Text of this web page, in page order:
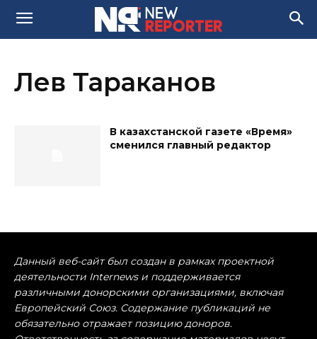
Лев Тараканов
В казахстанской газете «Время»
сменился главный редактор
Данный веб-сайт был создан в рамках проектной
деятельности Internews и поддерживается
различными донорскими организациями, включая
Европейский Союз. Содержание публикаций не
обязательно отражает позицию доноров.